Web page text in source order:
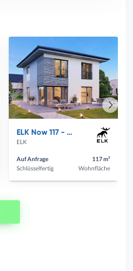
ELK Now 117 - Walmdach
ELK
Auf Anfrage
Schlüsselfertig
117 m²
Wohnfläche
Nächstes